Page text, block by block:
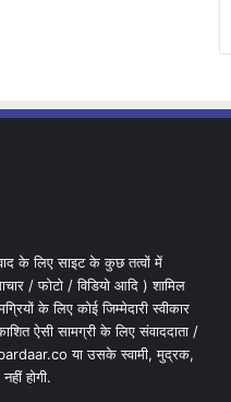
के लिए साइट के कुछ तत्वों में
/ फोटो / विडियो आदि ) शामिल
के लिए कोई जिम्मेदारी स्वीकार
ऐसी सामग्री के लिए संवाददाता /
या उसके स्वामी, मुद्रक,
होगी.